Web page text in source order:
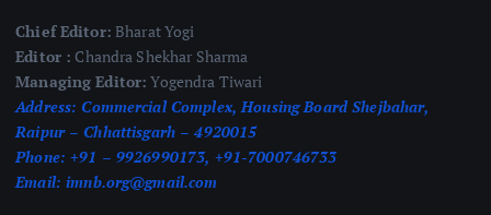
Chief Editor: Bharat Yogi
Editor : Chandra Shekhar Sharma
Managing Editor: Yogendra Tiwari
Address: Commercial Complex, Housing Board Shejbahar,
Raipur – Chhattisgarh – 4920015
Phone: +91 – 9926990173, +91-7000746733
Email: imnb.org@gmail.com